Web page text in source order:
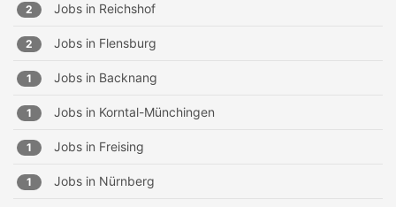
2 Jobs in Reichshof
2 Jobs in Flensburg
1 Jobs in Backnang
1 Jobs in Korntal-Münchingen
1 Jobs in Freising
1 Jobs in Nürnberg